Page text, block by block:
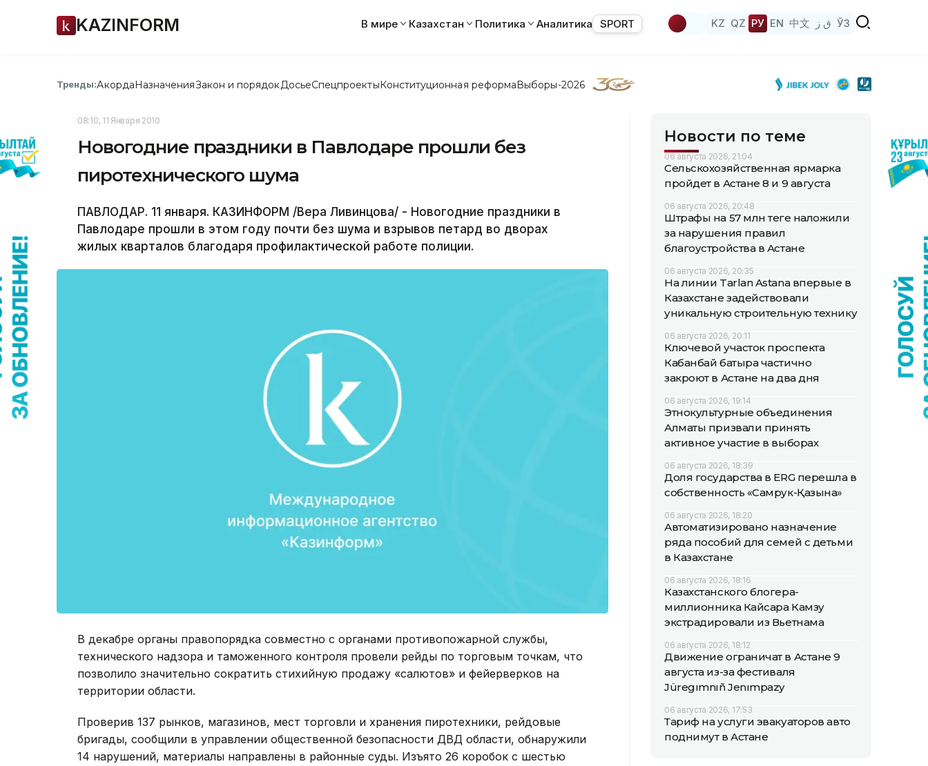
KAZINFORM В мире Казахстан Политика Аналитика SPORT KZ QZ РУ EN 中文 ق ز ЎЗ
Тренды:АкордаНазначенияЗакон и порядок ДосьеСпецпроектыКонституционная реформаВыборы-2026
08:10, 11 Января 2010
Новогодние праздники в Павлодаре прошли без
пиротехнического шума
ПАВЛОДАР. 11 января. КАЗИНФОРМ /Вера Ливинцова/ - Новогодние праздники в
Павлодаре прошли в этом году почти без шума и взрывов петард во дворах
жилых кварталов благодаря профилактической работе полиции.
В декабре органы правопорядка совместно с органами противопожарной службы,
технического надзора и таможенного контроля провели рейды по торговым точкам, что
позволило значительно сократить стихийную продажу «салютов» и фейерверков на
территории области.
Проверив 137 рынков, магазинов, мест торговли и хранения пиротехники, рейдовые
бригады, сообщили в управлении общественной безопасности ДВД области, обнаружили
14 нарушений, материалы направлены в районные суды. Изъято 26 коробок с шестью
Новости по теме
06 августа 2026, 21:04
Сельскохозяйственная ярмарка
пройдет в Астане 8 и 9 августа
06 августа 2026, 20:48
Штрафы на 57 млн теңге наложили
за нарушения правил
благоустройства в Астане
06 августа 2026, 20:35
На линии Tarlan Astana впервые в
Казахстане задействовали
уникальную строительную технику
06 августа 2026, 20:11
Ключевой участок проспекта
Кабанбай батыра частично
закроют в Астане на два дня
06 августа 2026, 19:14
Этнокультурные объединения
Алматы призвали принять
активное участие в выборах
06 августа 2026, 18:39
Доля государства в ERG перешла в
собственность «Самрук-Қазына»
06 августа 2026, 18:20
Автоматизировано назначение
ряда пособий для семей с детьми
в Казахстане
06 августа 2026, 18:16
Казахстанского блогера-
миллионника Кайсара Камзу
экстрадировали из Вьетнама
06 августа 2026, 18:12
Движение ограничат в Астане 9
августа из-за фестиваля
Jüregımnıñ Jenımpazy
06 августа 2026, 17:53
Тариф на услуги эвакуаторов авто
поднимут в Астане